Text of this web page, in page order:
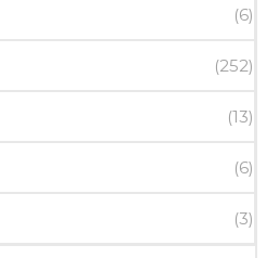
(6)
(252)
(13)
(6)
(3)